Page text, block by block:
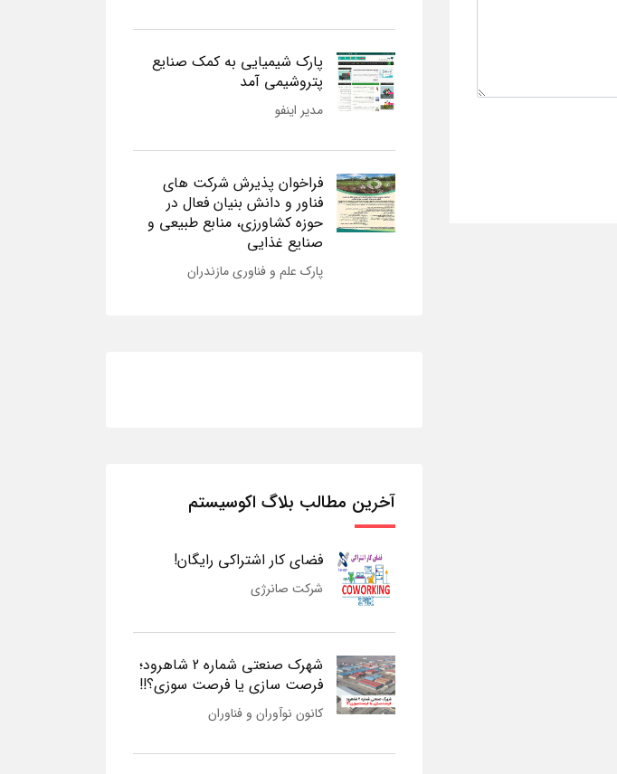
پارک شیمیایی به کمک صنایع
پتروشیمی آمد
مدیر اینفو
فراخوان پذیرش شرکت های
فناور و دانش بنیان فعال در
حوزه کشاورزی، منابع طبیعی و
صنایع غذایی
پارک علم و فناوری مازندران
آخرین مطالب بلاگ اکوسیستم
فضای کار اشتراکی رایگان!
شرکت صانرژی
شهرک صنعتی شماره 2 شاهرود؛
فرصت سازی یا فرصت سوزی؟!!
کانون نوآوران و فناوران